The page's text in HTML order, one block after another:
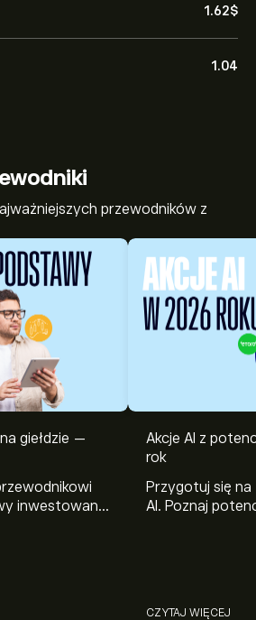
1.62‎$‎
1.04
przewodników z
giełdzie —
inwestowania
Akcje AI z
rok
Przygotuj się
AI. Poznaj
CZYTAJ WIĘCEJ